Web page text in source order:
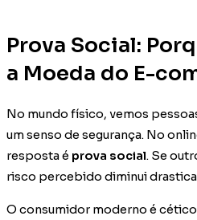
Prova Social:
a Moeda do E-
No mundo físico, vemos
um senso de segurança. No
resposta é prova social. Se
risco percebido diminui
O consumidor moderno é